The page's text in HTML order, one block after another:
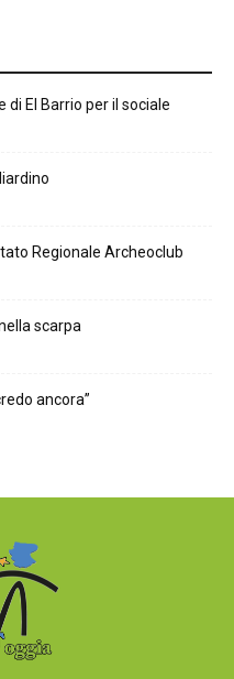
di El Barrio per il sociale
Regionale Archeoclub
scarpa
ancora”